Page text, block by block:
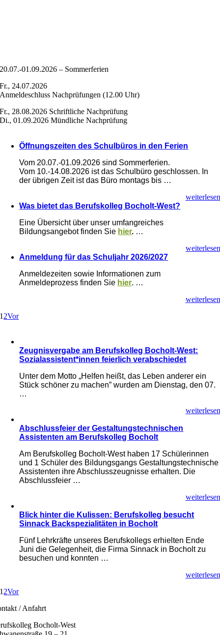
20.07.-01.09.2026 – Sommerferien
Fr., 24.07.2026
Anmeldeschluss Nachprüfungen (12.00 Uhr)
Fr., 28.08.2026 Schriftliche Nachprüfung
Di., 01.09.2026 Mündliche Nachprüfung
Öffnungszeiten des Schulbüros in den Ferien
Vom 20.07.-01.09.2026 sind Sommerferien.
Vom 10.-14.08.2026 ist das Schulbüro geschlossen. In
der übrigen Zeit ist das Büro montags bis …
weiterlesen
Was bietet das Berufskolleg Bocholt-West?
Eine Übersicht über unser umfangreiches
Bildungsangebot finden Sie hier. …
weiterlesen
Anmeldung für das Schuljahr 2026/2027
Anmeldezeiten sowie Informationen zum
Anmeldeprozess finden Sie hier. …
weiterlesen
1 2Vor
Zeugnisvergabe am Berufskolleg Bocholt-West:
Sozialassistent*innen feierlich verabschiedet
Unter dem Motto „Helfen heißt, das Leben anderer ein
Stück schöner zu machen” wurden am Dienstag, den 07.
…
weiterlesen
Abschlussfeier der Gestaltungstechnischen
Assistenten am Berufskolleg Bocholt
Am Berufskolleg Bocholt-West haben 17 Schülerinnen
und 1 Schüler des Bildungsgangs Gestaltungstechnische
Assistenten ihre Abschlusszeugnisse erhalten. Die
Abschlussfeier …
weiterlesen
Blick hinter die Kulissen: Berufskolleg besucht
Sinnack Backspezialitäten in Bocholt
Fünf Lehrkräfte unseres Berufskollegs erhielten Ende
Juni die Gelegenheit, die Firma Sinnack in Bocholt zu
besuchen und konnten …
weiterlesen
1 2Vor
/ Anfahrt
Bocholt-West